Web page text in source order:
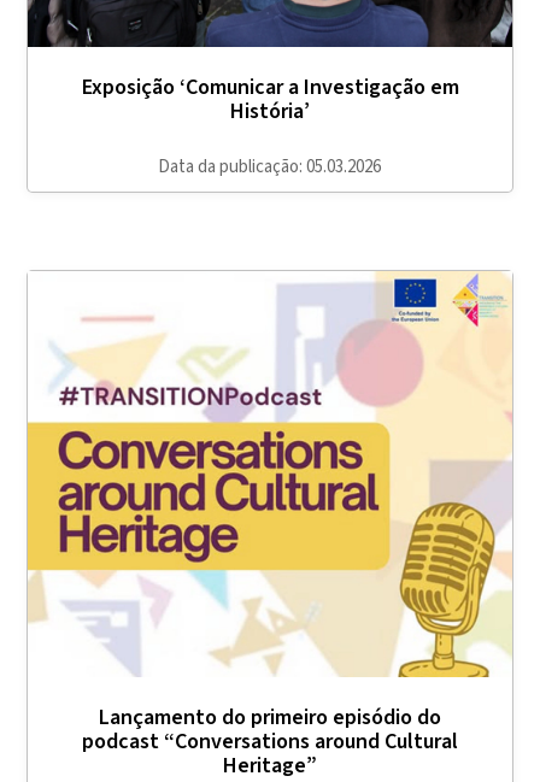
Exposição ‘Comunicar a Investigação em
História’
Data da publicação: 05.03.2026
Lançamento do primeiro episódio do
podcast “Conversations around Cultural
Heritage”